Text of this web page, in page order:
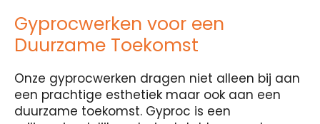
Gyprocwerken voor een
Duurzame Toekomst
Onze gyprocwerken dragen niet alleen bij aan
een prachtige esthetiek maar ook aan een
duurzame toekomst. Gyproc is een